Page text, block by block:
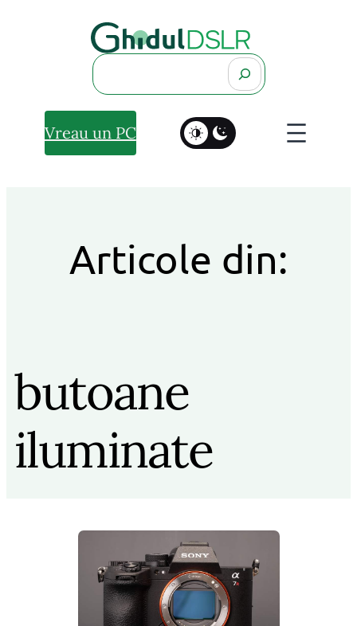
Search
Vreau un PC
Articole din:
butoane
iluminate